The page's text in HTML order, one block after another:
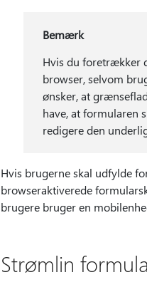
Bemærk
Hvis du foretrækker
browser, selvom
ønsker, at
have, at formularen
redigere den
Hvis brugerne skal udfylde
browseraktiverede
brugere bruger en
Strømlin